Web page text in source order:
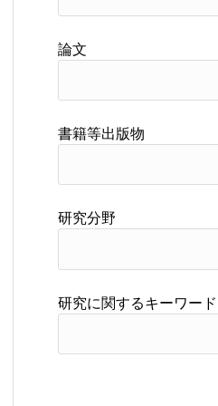
論文
書籍等出版物
研究分野
研究に関するキーワード